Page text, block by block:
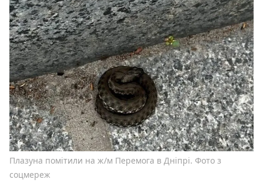
Плазуна помітили на ж/м Перемога в Дніпрі. Фото з
соцмереж